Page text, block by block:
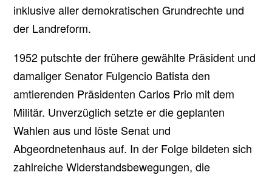
inklusive aller demokratischen Grundrechte und
der Landreform.
1952 putschte der frühere gewählte Präsident und
damaliger Senator Fulgencio Batista den
amtierenden Präsidenten Carlos Prio mit dem
Militär. Unverzüglich setzte er die geplanten
Wahlen aus und löste Senat und
Abgeordnetenhaus auf. In der Folge bildeten sich
zahlreiche Widerstandsbewegungen, die